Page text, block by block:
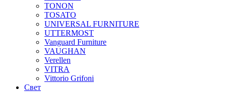
TONON
TOSATO
UNIVERSAL FURNITURE
UTTERMOST
Vanguard Furniture
VAUGHAN
Verellen
VITRA
Vittorio Grifoni
Свет